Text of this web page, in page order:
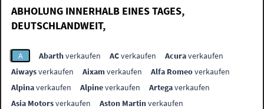
ABHOLUNG INNERHALB EINES TAGES,
DEUTSCHLANDWEIT,
A Abarthverkaufen ACverkaufen Acuraverkaufen
Aiwaysverkaufen Aixamverkaufen Alfa Romeoverkaufen
Alpinaverkaufen Alpineverkaufen Artegaverkaufen
Asia Motorsverkaufen Aston Martinverkaufen